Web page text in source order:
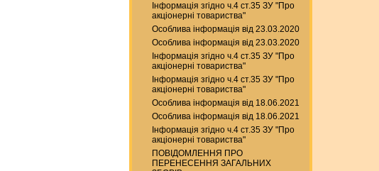
Інформація згідно ч.4 ст.35 ЗУ "Про
акціонерні товариства"
Особлива інформація від 23.03.2020
Особлива інформація від 23.03.2020
Інформація згідно ч.4 ст.35 ЗУ "Про
акціонерні товариства"
Інформація згідно ч.4 ст.35 ЗУ "Про
акціонерні товариства"
Особлива інформація від 18.06.2021
Особлива інформація від 18.06.2021
Інформація згідно ч.4 ст.35 ЗУ "Про
акціонерні товариства"
ПОВІДОМЛЕННЯ ПРО
ПЕРЕНЕСЕННЯ ЗАГАЛЬНИХ